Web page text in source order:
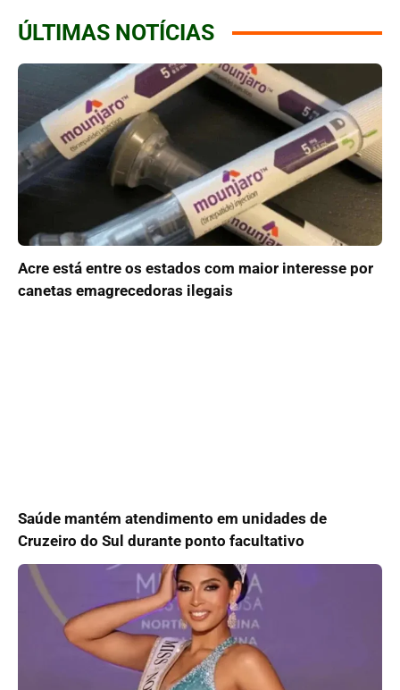
ÚLTIMAS NOTÍCIAS
Acre está entre os estados com maior interesse por
canetas emagrecedoras ilegais
Saúde mantém atendimento em unidades de
Cruzeiro do Sul durante ponto facultativo